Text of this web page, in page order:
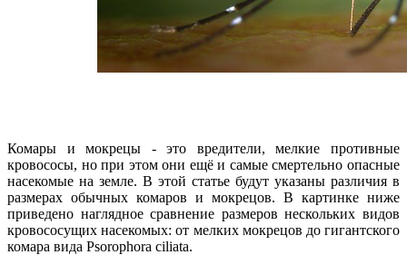
Комары и мокрецы - это вредители, мелкие противные
кровососы, но при этом они ещё и самые смертельно опасные
насекомые на земле. В этой статье будут указаны различия в
размерах обычных комаров и мокрецов. В картинке ниже
приведено наглядное сравнение размеров нескольких видов
кровососущих насекомых: от мелких мокрецов до гигантского
комара вида Psorophora ciliata.